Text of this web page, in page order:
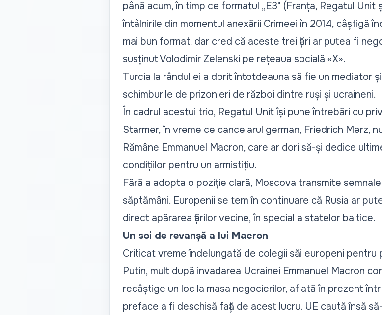
până acum, în timp ce formatul „E3" (Franța, Regatul Unit
întâlnirile din momentul anexării Crimeei în 2014, câștigă
mai bun format, dar cred că aceste trei țări ar putea fi
susținut Volodimir Zelenski pe rețeaua socială «X».
Turcia la rândul ei a dorit întotdeauna să fie un mediator
schimburile de prizonieri de război dintre ruși și ucraineni.
În cadrul acestui trio, Regatul Unit își pune întrebări cu
Starmer, în vreme ce cancelarul german, Friedrich Merz,
Rămâne Emmanuel Macron, care ar dori să-și dedice
condițiilor pentru un armistițiu.
Fără a adopta o poziție clară, Moscova transmite
săptămâni. Europenii se tem în continuare că Rusia ar
direct apărarea țărilor vecine, în special a statelor baltice.
Un soi de revanșă a lui Macron
Criticat vreme îndelungată de colegii săi europeni pentru
Putin, mult după invadarea Ucrainei Emmanuel Macron
recâștige un loc la masa negocierilor, aflată în prezent
preface a fi deschisă față de acest lucru. UE caută însă